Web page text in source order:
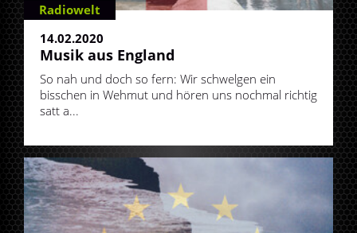
Radiowelt
14.02.2020
Musik aus England
So nah und doch so fern: Wir schwelgen ein
bisschen in Wehmut und hören uns nochmal richtig
satt a...